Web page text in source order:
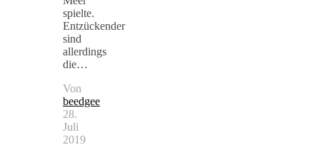
spielte.
Entzückender
sind
allerdings
die…
Von
beedgee
28.
Juli
2019